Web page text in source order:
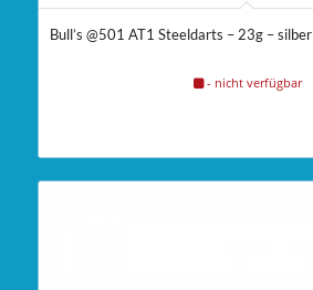
Bull’s @501 AT1 Steeldarts – 23g – silber
- nicht verfügbar